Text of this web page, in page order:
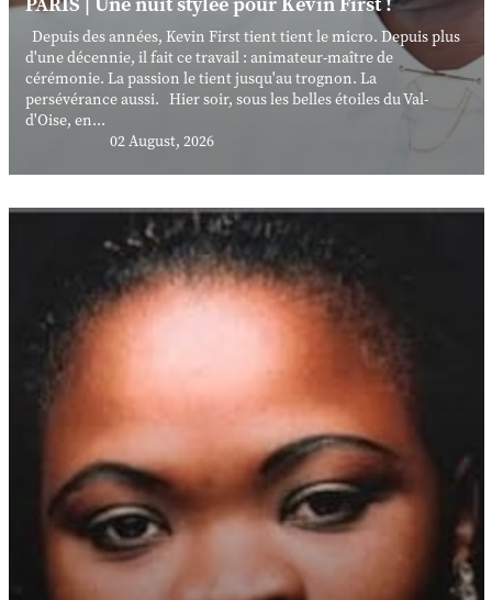
Depuis des années, Kevin First tient tient le micro. Depuis plus
d'une décennie, il fait ce travail : animateur-maître de
cérémonie. La passion le tient jusqu'au trognon. La
persévérance aussi. Hier soir, sous les belles étoiles du Val-
d'Oise, en...
02 August, 2026